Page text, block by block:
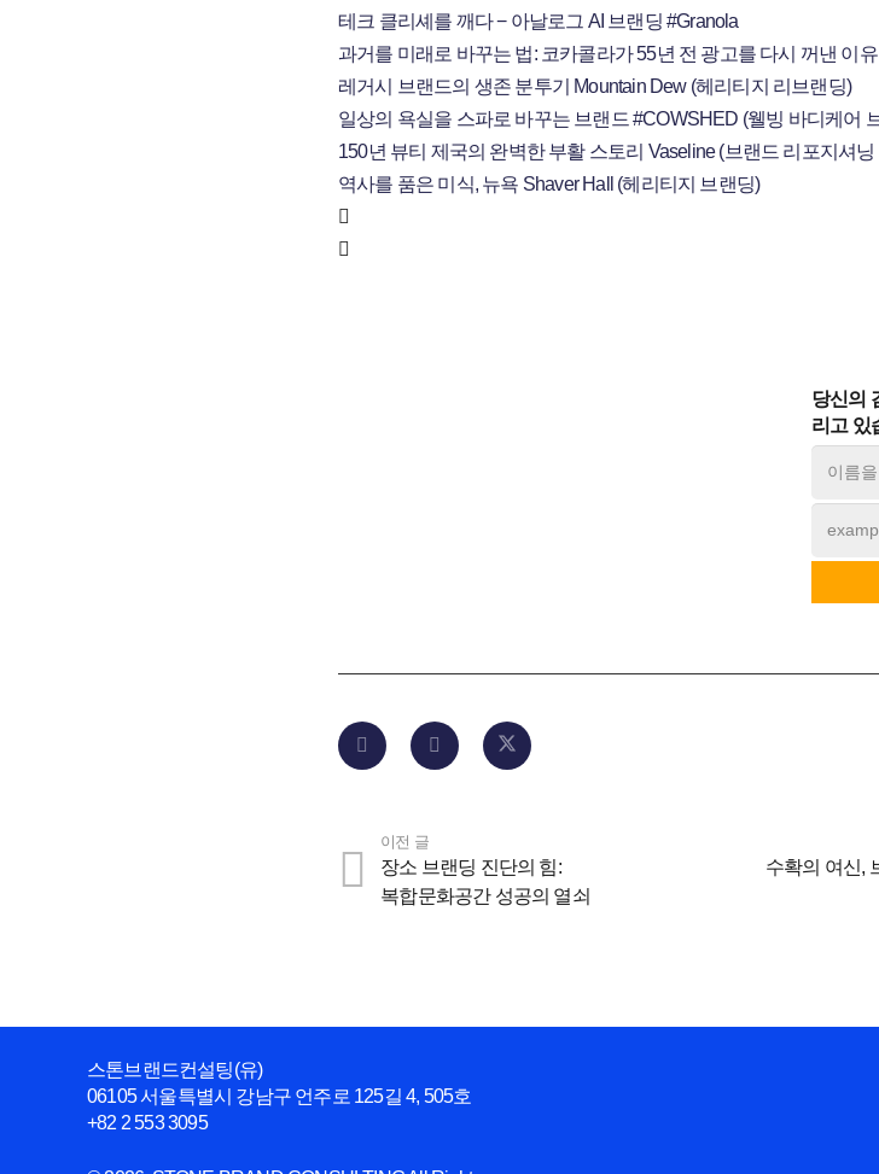
테크 클리셰를 깨다 − 아날로그 AI 브랜딩 #Granola
과거를 미래로 바꾸는 법: 코카콜라가 55년 전 광고를 다시 꺼낸 이
레거시 브랜드의 생존 분투기 Mountain Dew (헤리티지 리브랜딩)
일상의 욕실을 스파로 바꾸는 브랜드 #COWSHED (웰빙 바디케어
150년 뷰티 제국의 완벽한 부활 스토리 Vaseline (브랜드 리포지셔닝
역사를 품은 미식, 뉴욕 Shaver Hall (헤리티지 브랜딩)
당신의
리고 있
이전 글
장소 브랜딩 진단의 힘:
복합문화공간 성공의 열쇠
수확의 여신,
스톤브랜드컨설팅(유)
06105 서울특별시 강남구 언주로 125길 4, 505호
+82 2 553 3095